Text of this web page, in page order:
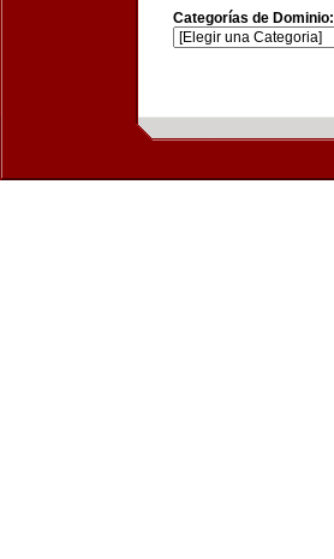
Categorías de Dominio: